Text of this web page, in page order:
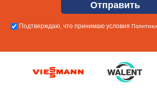
Подтверждаю, что принимаю условия